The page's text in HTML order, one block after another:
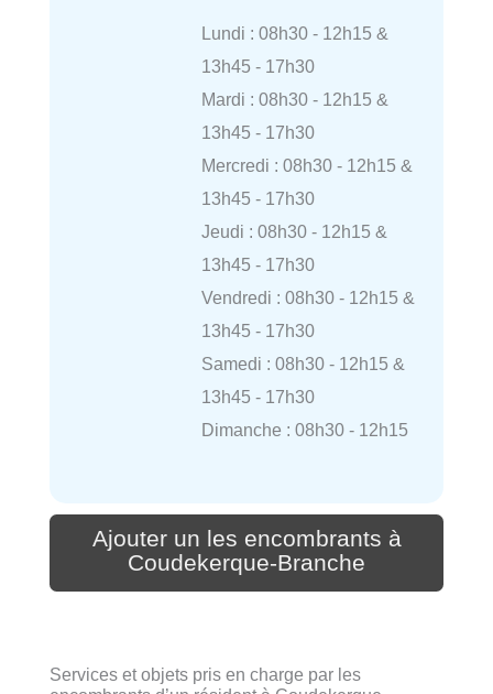
Lundi : 08h30 - 12h15 &
13h45 - 17h30
Mardi : 08h30 - 12h15 &
13h45 - 17h30
Mercredi : 08h30 - 12h15 &
13h45 - 17h30
Jeudi : 08h30 - 12h15 &
13h45 - 17h30
Vendredi : 08h30 - 12h15 &
13h45 - 17h30
Samedi : 08h30 - 12h15 &
13h45 - 17h30
Dimanche : 08h30 - 12h15
Ajouter un les encombrants à
Coudekerque-Branche
Services et objets pris en charge par les